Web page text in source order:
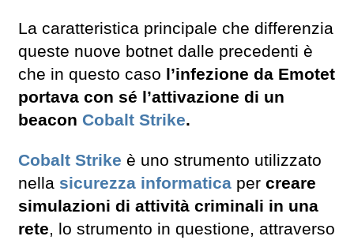
La caratteristica principale che differenzia
queste nuove botnet dalle precedenti è
che in questo caso l’infezione da Emotet
portava con sé l’attivazione di un
beacon Cobalt Strike.
Cobalt Strike è uno strumento utilizzato
nella sicurezza informatica per creare
simulazioni di attività criminali in una
rete, lo strumento in questione, attraverso